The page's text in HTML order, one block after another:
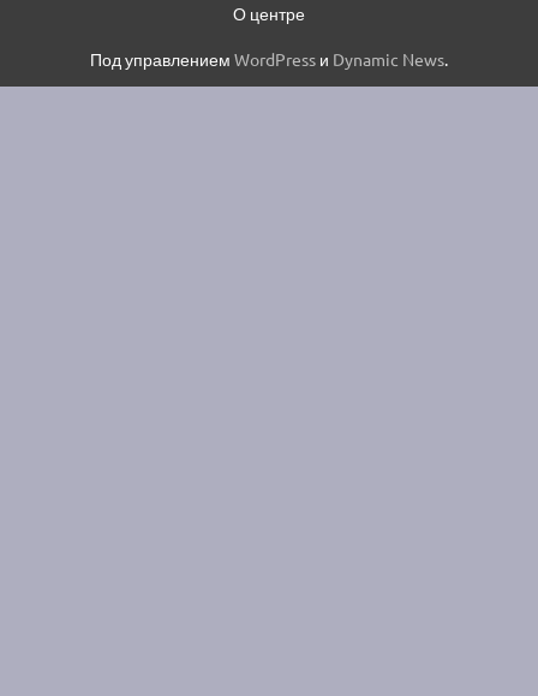
О центре
Под управлением WordPress и Dynamic News.